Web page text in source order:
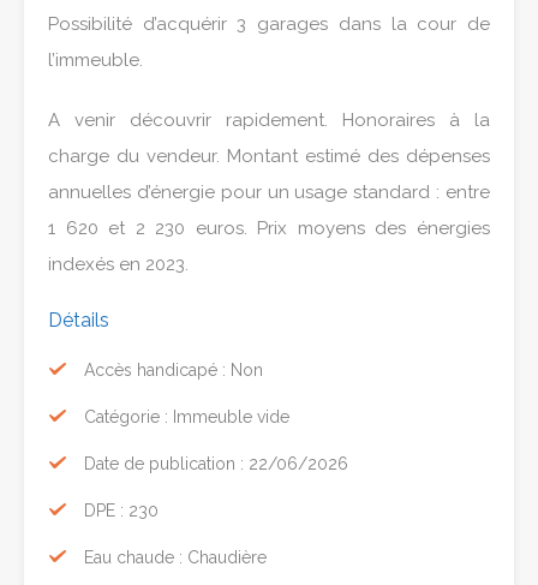
Possibilité d’acquérir 3 garages dans la cour de
l’immeuble.
A venir découvrir rapidement. Honoraires à la
charge du vendeur. Montant estimé des dépenses
annuelles d’énergie pour un usage standard : entre
1 620 et 2 230 euros. Prix moyens des énergies
indexés en 2023.
Détails
Accès handicapé : Non
Catégorie : Immeuble vide
Date de publication : 22/06/2026
DPE : 230
Eau chaude : Chaudière